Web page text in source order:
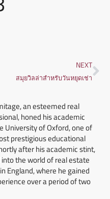
NEXT
สมุยวิลล่าสําหรับวันหยุดเช่า
an esteemed real
honed his academic
University of Oxford, one of
prestigious educational
after his academic stint,
the world of real estate
England, where he gained
over a period of two